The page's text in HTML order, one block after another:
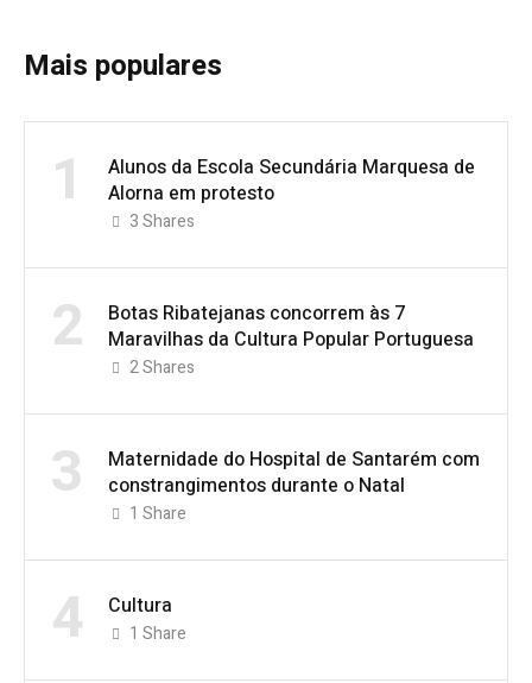
Mais populares
1
Alunos da Escola Secundária Marquesa de
Alorna em protesto
3Shares
2
Botas Ribatejanas concorrem às 7
Maravilhas da Cultura Popular Portuguesa
2Shares
3
Maternidade do Hospital de Santarém com
constrangimentos durante o Natal
1 Share
4 Cultura
1 Share